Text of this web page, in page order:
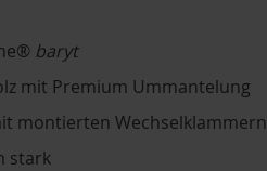
baryt
mit Premium Ummantelung
montierten Wechselklammern
stark